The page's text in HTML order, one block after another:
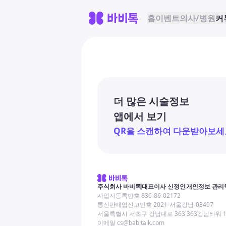
홈이벤트의사/병원커
더 많은 시술정보
앱에서 보기
QR을 스캔하여 다운받아보세
주식회사 바비톡대표이사 신정인개인정보 관리
사업자등록번호 836-86-02172
통신판매업신고번호 2021-서울강남-03497
서울특별시 서초구 강남대로 363 363강남타워
이메일 cs@babitalk.com